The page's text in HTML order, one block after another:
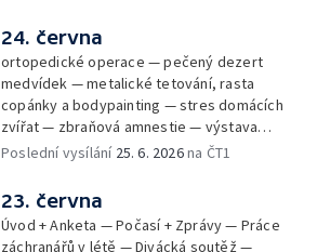
24. června
ortopedické operace — pečený dezert
medvídek — metalické tetování, rasta
copánky a bodypainting — stres domácích
zvířat — zbraňová amnestie — výstava
mikrofotografií rostlin — fenomenální
Poslední vysílání 25. 6. 2026na ČT1
23. června
Úvod + Anketa — Počasí + Zprávy — Práce
záchranářů v létě — Divácká soutěž —